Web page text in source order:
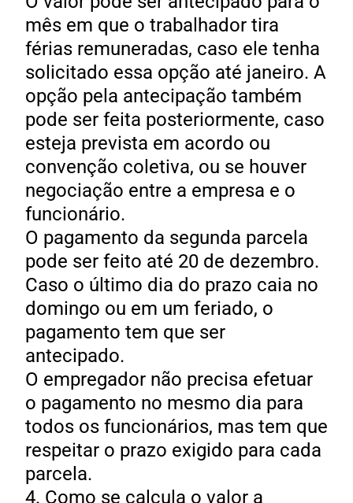
mês em que o trabalhador tira
férias remuneradas, caso ele tenha
solicitado essa opção até janeiro. A
opção pela antecipação também
pode ser feita posteriormente, caso
esteja prevista em acordo ou
convenção coletiva, ou se houver
negociação entre a empresa e o
funcionário.
O pagamento da segunda parcela
pode ser feito até 20 de dezembro.
Caso o último dia do prazo caia no
domingo ou em um feriado, o
pagamento tem que ser
antecipado.
O empregador não precisa efetuar
o pagamento no mesmo dia para
todos os funcionários, mas tem que
respeitar o prazo exigido para cada
parcela.
4. Como se calcula o valor a